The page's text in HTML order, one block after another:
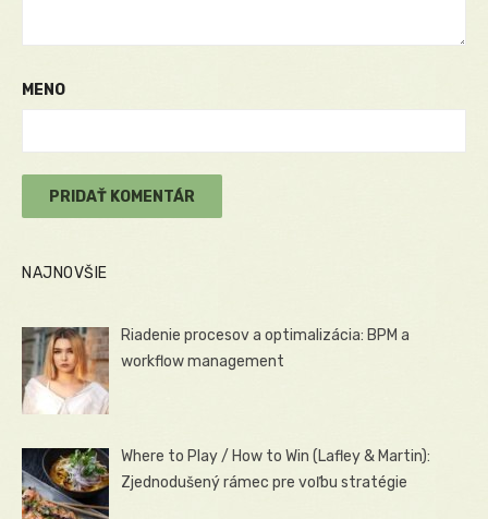
MENO
NAJNOVŠIE
Riadenie procesov a optimalizácia: BPM a
workflow management
Where to Play / How to Win (Lafley & Martin):
Zjednodušený rámec pre voľbu stratégie